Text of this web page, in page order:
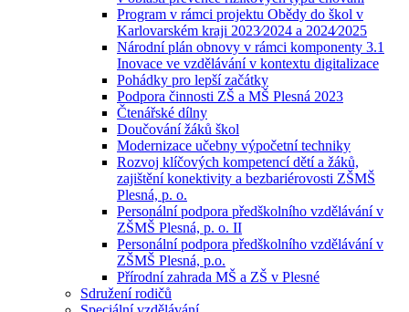
Program v rámci projektu Obědy do škol v
Karlovarském kraji 2023⁄2024 a 2024⁄2025
Národní plán obnovy v rámci komponenty 3.1
Inovace ve vzdělávání v kontextu digitalizace
Pohádky pro lepší začátky
Podpora činnosti ZŠ a MŠ Plesná 2023
Čtenářské dílny
Doučování žáků škol
Modernizace učebny výpočetní techniky
Rozvoj klíčových kompetencí dětí a žáků,
zajištění konektivity a bezbariérovosti ZŠMŠ
Plesná, p. o.
Personální podpora předškolního vzdělávání v
ZŠMŠ Plesná, p. o. II
Personální podpora předškolního vzdělávání v
ZŠMŠ Plesná, p.o.
Přírodní zahrada MŠ a ZŠ v Plesné
Sdružení rodičů